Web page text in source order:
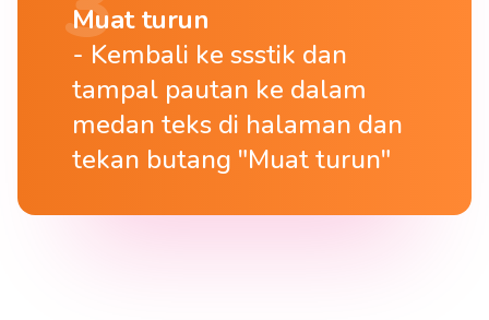
Muat turun
Kembali ke ssstik dan
tampal pautan ke dalam
medan teks di halaman dan
tekan butang "Muat turun"